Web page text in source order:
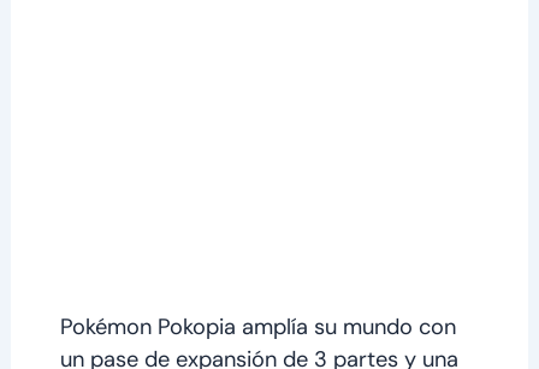
Pokémon Pokopia amplía su mundo con
un pase de expansión de 3 partes y una